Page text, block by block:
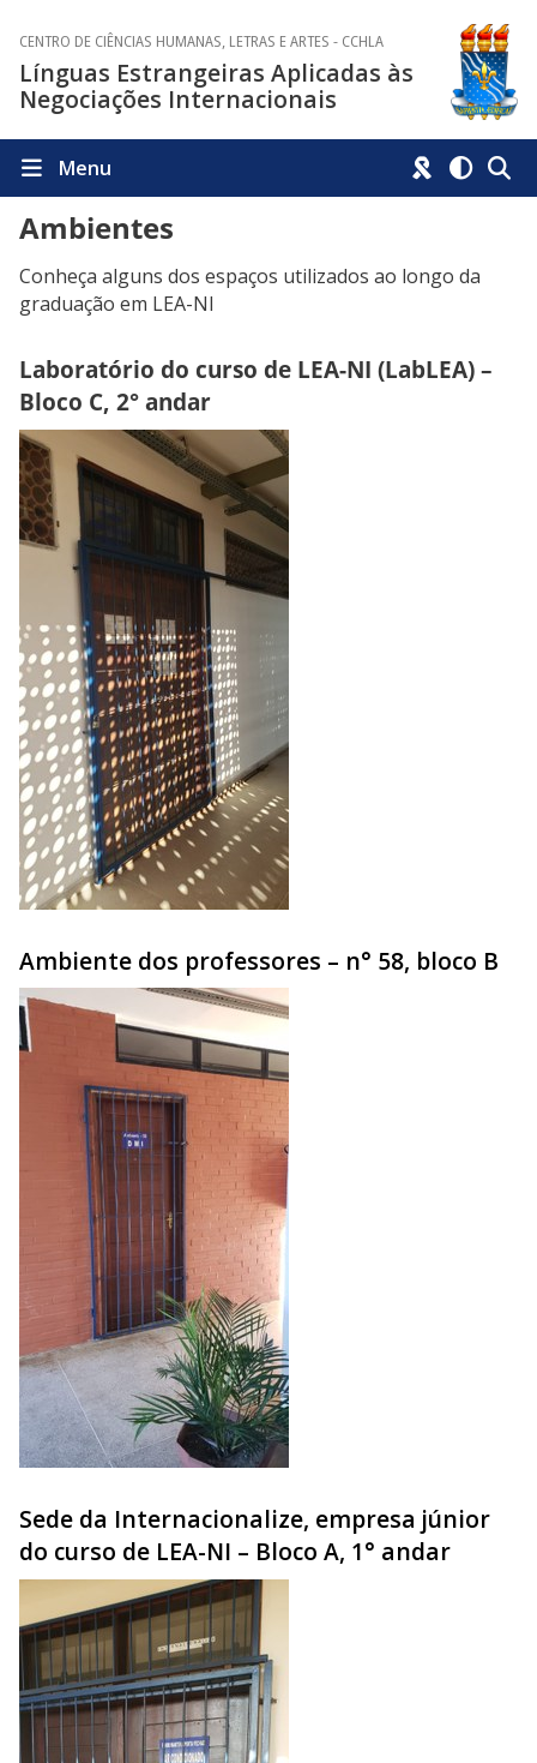
CENTRO DE CIÊNCIAS HUMANAS, LETRAS E ARTES - CCHLA
Línguas Estrangeiras Aplicadas às
Negociações Internacionais
Menu
Ambientes
Conheça alguns dos espaços utilizados ao longo da
graduação em LEA-NI
Laboratório do curso de LEA-NI (LabLEA) –
Bloco C, 2° andar
Ambiente dos professores – n° 58, bloco B
Sede da Internacionalize, empresa júnior
do curso de LEA-NI – Bloco A, 1° andar